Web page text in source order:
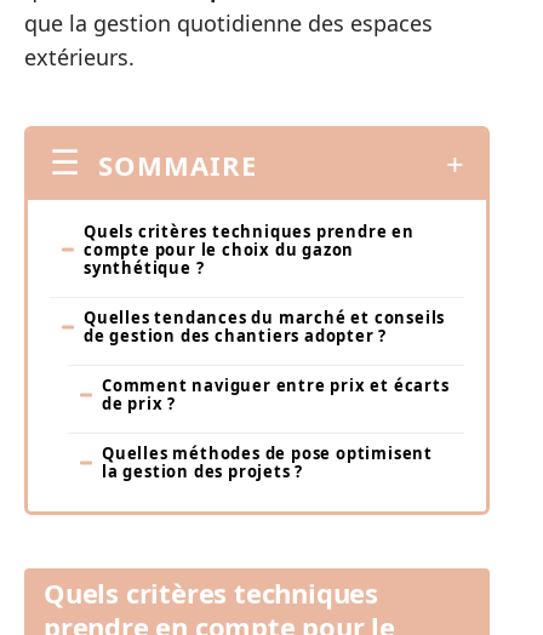
que la gestion quotidienne des espaces
extérieurs.
SOMMAIRE
Quels critères techniques prendre en
compte pour le choix du gazon
synthétique ?
Quelles tendances du marché et conseils
de gestion des chantiers adopter ?
Comment naviguer entre prix et écarts
de prix ?
Quelles méthodes de pose optimisent
la gestion des projets ?
Quels critères techniques
prendre en compte pour le